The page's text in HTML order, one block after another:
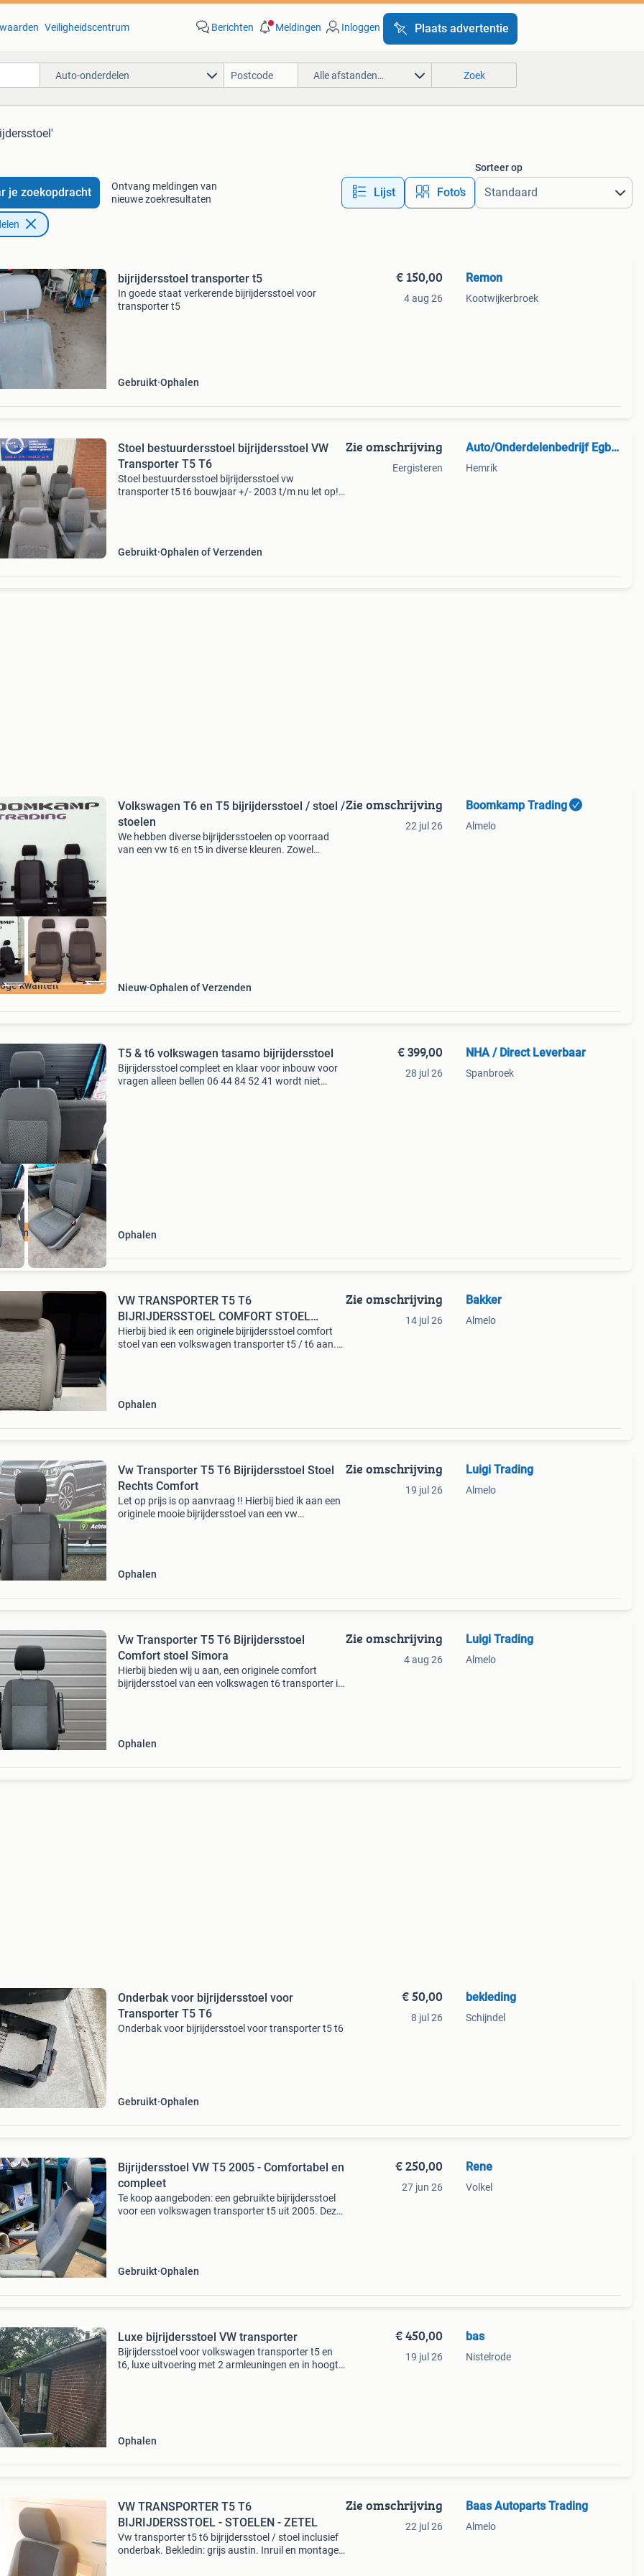
Veiligheidscentrum Berichten Meldingen Inloggen Plaats advertentie
Auto-onderdelen Alle afstanden… Zoek
je zoekopdracht
Ontvang meldingen van
nieuwe zoekresultaten
Lijst Foto’s
Sorteer op
bijrijdersstoel transporter t5
In goede staat verkerende bijrijdersstoel voor
transporter t5
Gebruikt Ophalen
€ 150,00
4 aug 26
Remon
Kootwijkerbroek
Stoel bestuurdersstoel bijrijdersstoel VW
Transporter T5 T6
Stoel bestuurdersstoel bijrijdersstoel vw
transporter t5 t6 bouwjaar +/- 2003 t/m nu let op!!
Gebruikt Ophalen of Verzenden
Zie omschrijving
Eergisteren
Auto/Onderdelenbedrijf Egbert de Boer
Hemrik
kwaliteit
Volkswagen T6 en T5 bijrijdersstoel / stoel /
stoelen
We hebben diverse bijrijdersstoelen op voorraad
van een vw t6 en t5 in diverse kleuren. Zowel
Nieuw Ophalen of Verzenden
Zie omschrijving
22 jul 26
Boomkamp Trading
Almelo
stof
T5 & t6 volkswagen tasamo bijrijdersstoel
Bijrijdersstoel compleet en klaar voor inbouw voor
vragen alleen bellen 06 44 84 52 41 wordt niet
Ophalen
€ 399,00
28 jul 26
NHA / Direct Leverbaar ️
Spanbroek
VW TRANSPORTER T5 T6
BIJRIJDERSSTOEL COMFORT STOEL
PLACE
Hierbij bied ik een originele bijrijdersstoel comfort
stoel van een volkswagen transporter t5 / t6 aan.
Ophalen
Zie omschrijving
14 jul 26
Bakker
Almelo
Vw Transporter T5 T6 Bijrijdersstoel Stoel
Rechts Comfort
Let op prijs is op aanvraag !! Hierbij bied ik aan een
originele mooie bijrijdersstoel van een vw
Ophalen
Zie omschrijving
19 jul 26
Luigi Trading
Almelo
Vw Transporter T5 T6 Bijrijdersstoel
Comfort stoel Simora
Hierbij bieden wij u aan, een originele comfort
bijrijdersstoel van een volkswagen t6 transporter in
Ophalen
Zie omschrijving
4 aug 26
Luigi Trading
Almelo
Onderbak voor bijrijdersstoel voor
Transporter T5 T6
Onderbak voor bijrijdersstoel voor transporter t5 t6
Gebruikt Ophalen
€ 50,00
8 jul 26
bekleding
Schijndel
Bijrijdersstoel VW T5 2005 - Comfortabel en
compleet
Te koop aangeboden: een gebruikte bijrijdersstoel
voor een volkswagen transporter t5 uit 2005. Deze
Gebruikt Ophalen
€ 250,00
27 jun 26
Rene
Volkel
Luxe bijrijdersstoel VW transporter
Bijrijdersstoel voor volkswagen transporter t5 en
t6, luxe uitvoering met 2 armleuningen en in hoogte
Ophalen
€ 450,00
19 jul 26
bas
Nistelrode
VW TRANSPORTER T5 T6
BIJRIJDERSSTOEL - STOELEN - ZETEL
Vw transporter t5 t6 bijrijdersstoel / stoel inclusief
onderbak. Bekledin: grijs austin. Inruil en montage
Zie omschrijving
22 jul 26
Baas Autoparts Trading
Almelo